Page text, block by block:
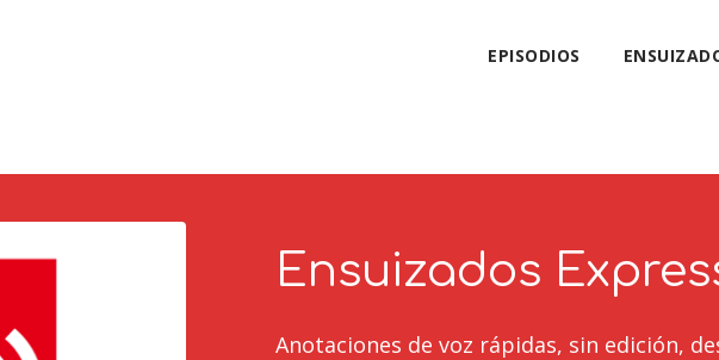
EPISODIOS
Ensuizados
Anotaciones de voz rápidas, sin edición,